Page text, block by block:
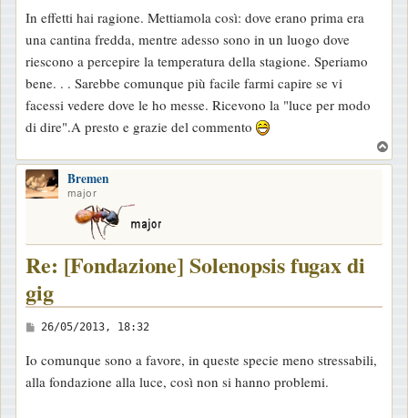
s
s
a
g
g
i
o
In effetti hai ragione. Mettiamola così: dove erano prima era
una cantina fredda, mentre adesso sono in un luogo dove
riescono a percepire la temperatura della stagione. Speriamo
bene. . . Sarebbe comunque più facile farmi capire se vi
facessi vedere dove le ho messe. Ricevono la "luce per modo
di dire".A presto e grazie del commento
o
Bremen
major
Re: [Fondazione] Solenopsis fugax di
gig
M
s
s
26/05/2013, 18:32
Io comunque sono a favore, in queste specie meno stressabili,
alla fondazione alla luce, così non si hanno problemi.